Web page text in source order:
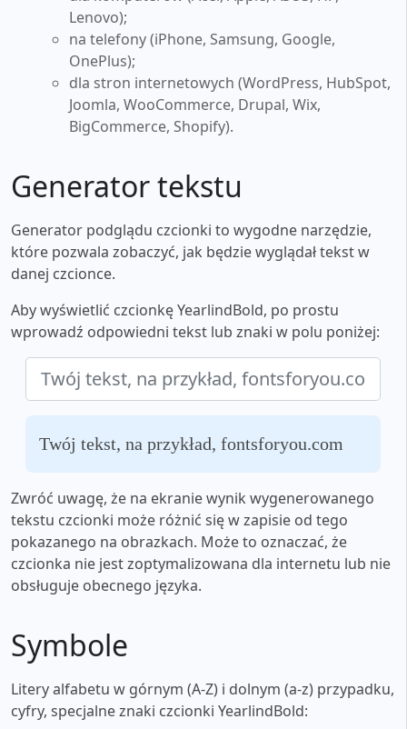
Lenovo);
na telefony (iPhone, Samsung, Google,
OnePlus);
dla stron internetowych (WordPress, HubSpot,
Joomla, WooCommerce, Drupal, Wix,
BigCommerce, Shopify).
Generator tekstu
Generator podglądu czcionki to wygodne narzędzie,
które pozwala zobaczyć, jak będzie wyglądał tekst w
danej czcionce.
Aby wyświetlić czcionkę YearlindBold, po prostu
wprowadź odpowiedni tekst lub znaki w polu poniżej:
Twój tekst, na przykład, fontsforyou.com
Zwróć uwagę, że na ekranie wynik wygenerowanego
tekstu czcionki może różnić się w zapisie od tego
pokazanego na obrazkach. Może to oznaczać, że
czcionka nie jest zoptymalizowana dla internetu lub nie
obsługuje obecnego języka.
Symbole
Litery alfabetu w górnym (A-Z) i dolnym (a-z) przypadku,
cyfry, specjalne znaki czcionki YearlindBold: